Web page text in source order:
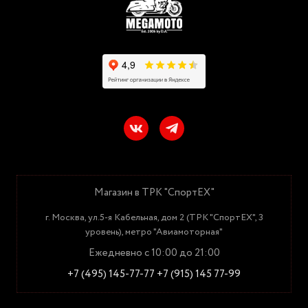
Магазин в ТРК "СпортЕХ"
г. Москва, ул.5-я Кабельная, дом 2 (ТРК "СпортЕХ", 3
уровень), метро "Авиамоторная"
Ежедневно с 10:00 до 21:00
+7 (495) 145-77-77 +7 (915) 145 77-99